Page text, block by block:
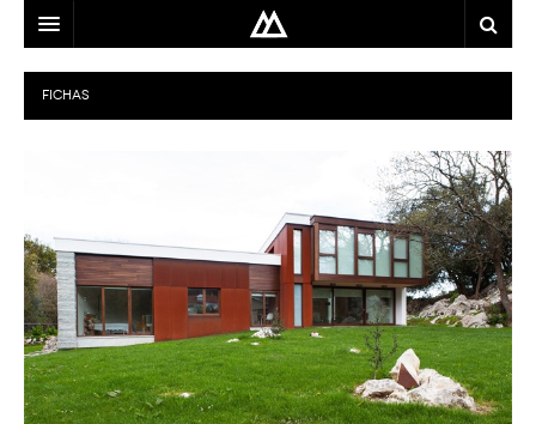
ARQUITECTO
LOCALIZACIÓN
EQUIPO
BLOG
CONTACTO
FICHAS